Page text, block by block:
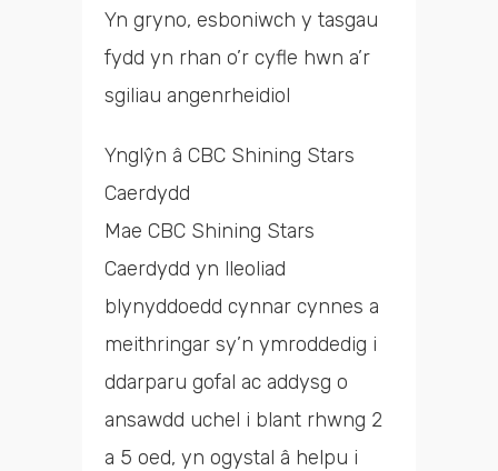
Yn gryno, esboniwch y tasgau
fydd yn rhan o’r cyfle hwn a’r
sgiliau angenrheidiol
Ynglŷn â CBC Shining Stars
Caerdydd
Mae CBC Shining Stars
Caerdydd yn lleoliad
blynyddoedd cynnar cynnes a
meithringar sy’n ymroddedig i
ddarparu gofal ac addysg o
ansawdd uchel i blant rhwng 2
a 5 oed, yn ogystal â helpu i